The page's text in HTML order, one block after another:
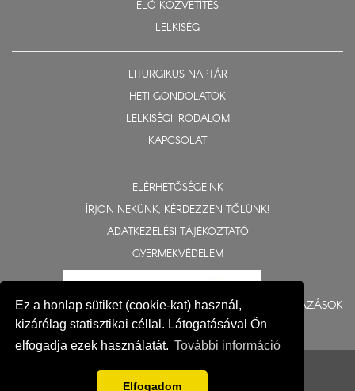
Ez a honlap sütiket (cookie-kat) használ,
kizárólag statisztikai céllal. Látogatásával Ön
elfogadja ezek használatát. További információ
Elfogadom
ÉLŐ KÖZVETÍTÉS
LELKISÉG
LITURGIKUS NAPTÁR
HETI GONDOLATOK
LELKISÉGI IRODALOM
KAPCSOLAT
ELÉRHETŐSÉGEINK
ÍRJON NEKÜNK, KÉRDEZZEN TŐLÜNK!
ADATKEZELÉSI TÁJÉKOZTATÓ
GYERMEKVÉDELEM
BERUHÁZÁSOK
Impresszum